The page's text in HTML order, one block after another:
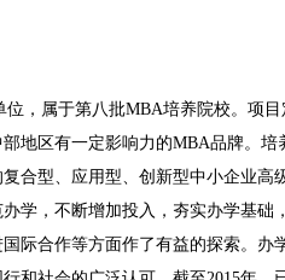
，属于第八批MBA培养院校。项
地区有一定影响力的MBA品牌。
合型、应用型、创新型中小企业
学，不断增加投入，夯实办学基础
际合作等方面作了有益的探索。办